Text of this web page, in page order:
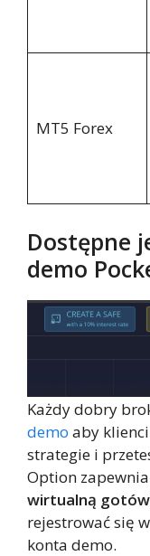
MT5 Forex
Dostępne
demo
Każdy dobry
demo aby
strategie i
Option zapewnia
wirtualną
rejestrować się
konta demo.